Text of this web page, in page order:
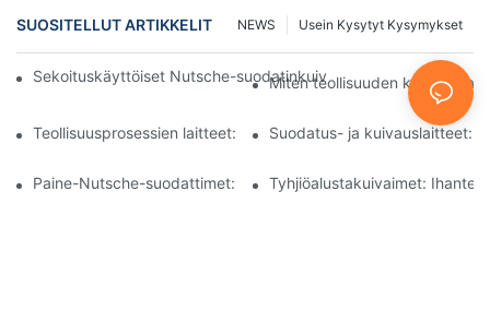
SUOSITELLUT ARTIKKELIT Usein Kysytyt Kysymykset
NEWS
Sekoituskäyttöiset Nutsche-suodatinkuivaimet vs. muut
Miten teollisuuden koneet
Teollisuusprosessien laitteet: Innovaatiot muokkaavat
Suodatus- ja kuivauslaitteet:
Paine-Nutsche-suodattimet: Sovellukset kemian- ja
Tyhjiöalustakuivaimet: